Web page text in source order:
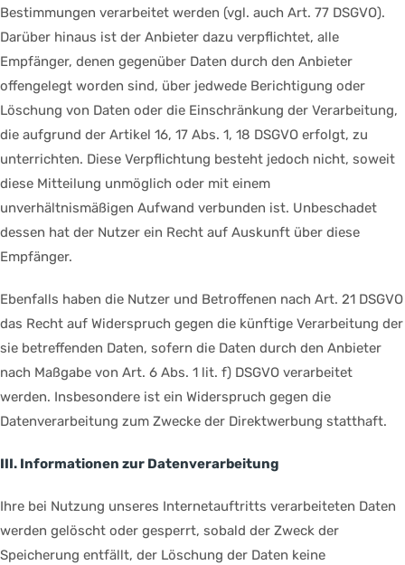
Bestimmungen verarbeitet werden (vgl. auch Art. 77 DSGVO).
Darüber hinaus ist der Anbieter dazu verpflichtet, alle
Empfänger, denen gegenüber Daten durch den Anbieter
offengelegt worden sind, über jedwede Berichtigung oder
Löschung von Daten oder die Einschränkung der Verarbeitung,
die aufgrund der Artikel 16, 17 Abs. 1, 18 DSGVO erfolgt, zu
unterrichten. Diese Verpflichtung besteht jedoch nicht, soweit
diese Mitteilung unmöglich oder mit einem
unverhältnismäßigen Aufwand verbunden ist. Unbeschadet
dessen hat der Nutzer ein Recht auf Auskunft über diese
Empfänger.
Ebenfalls haben die Nutzer und Betroffenen nach Art. 21 DSGVO
das Recht auf Widerspruch gegen die künftige Verarbeitung der
sie betreffenden Daten, sofern die Daten durch den Anbieter
nach Maßgabe von Art. 6 Abs. 1 lit. f) DSGVO verarbeitet
werden. Insbesondere ist ein Widerspruch gegen die
Datenverarbeitung zum Zwecke der Direktwerbung statthaft.
III. Informationen zur Datenverarbeitung
Ihre bei Nutzung unseres Internetauftritts verarbeiteten Daten
werden gelöscht oder gesperrt, sobald der Zweck der
Speicherung entfällt, der Löschung der Daten keine